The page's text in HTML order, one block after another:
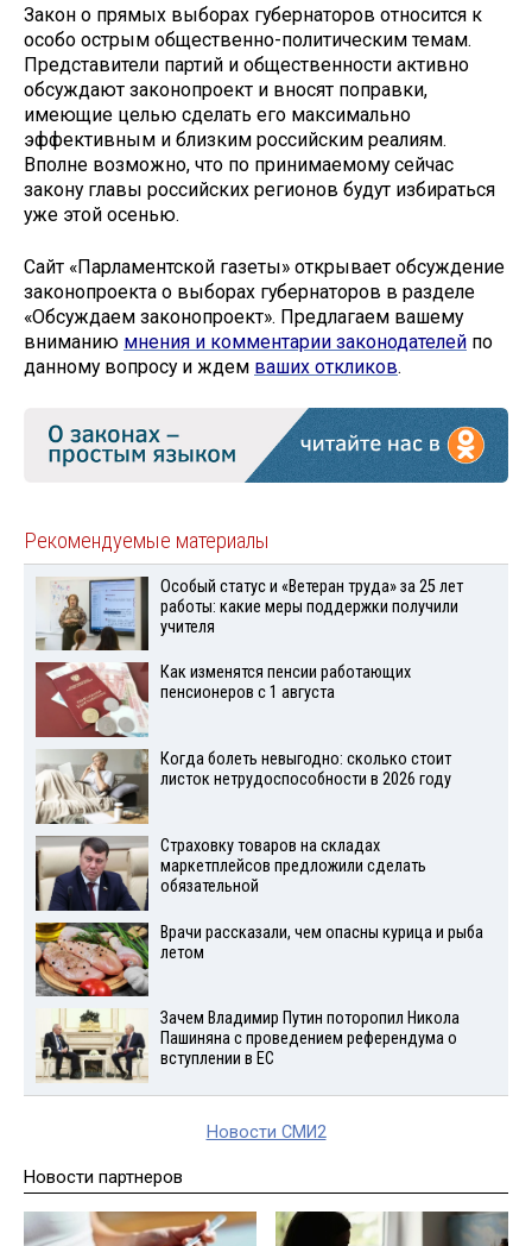
Закон о прямых выборах губернаторов относится к
особо острым общественно-политическим темам.
Представители партий и общественности активно
обсуждают законопроект и вносят поправки,
имеющие целью сделать его максимально
эффективным и близким российским реалиям.
Вполне возможно, что по принимаемому сейчас
закону главы российских регионов будут избираться
уже этой осенью.
Сайт «Парламентской газеты» открывает обсуждение
законопроекта о выборах губернаторов в разделе
«Обсуждаем законопроект». Предлагаем вашему
вниманию мнения и комментарии законодателей по
данному вопросу и ждем ваших откликов.
Рекомендуемые материалы
Особый статус и «Ветеран труда» за 25 лет
работы: какие меры поддержки получили
учителя
Как изменятся пенсии работающих
пенсионеров с 1 августа
Когда болеть невыгодно: сколько стоит
листок нетрудоспособности в 2026 году
Страховку товаров на складах
маркетплейсов предложили сделать
обязательной
Врачи рассказали, чем опасны курица и рыба
летом
Зачем Владимир Путин поторопил Никола
Пашиняна с проведением референдума о
вступлении в ЕС
Новости СМИ2
Новости партнеров